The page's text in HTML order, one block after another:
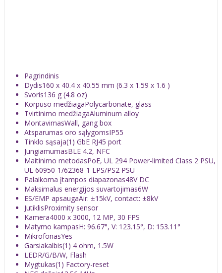
Pagrindinis
Dydis160 x 40.4 x 40.55 mm (6.3 x 1.59 x 1.6 )
Svoris136 g (4.8 oz)
Korpuso medžiagaPolycarbonate, glass
Tvirtinimo medžiagaAluminum alloy
MontavimasWall, gang box
Atsparumas oro sąlygomsIP55
Tinklo sąsaja(1) GbE RJ45 port
JungiamumasBLE 4.2, NFC
Maitinimo metodasPoE, UL 294 Power-limited Class 2 PSU,
UL 60950-1/62368-1 LPS/PS2 PSU
Palaikoma įtampos diapazonas48V DC
Maksimalus energijos suvartojimas6W
ES/EMP apsaugaAir: ±15kV, contact: ±8kV
JutiklisProximity sensor
Kamera4000 x 3000, 12 MP, 30 FPS
Matymo kampasH: 96.67°, V: 123.15°, D: 153.11°
MikrofonasYes
Garsiakalbis(1) 4 ohm, 1.5W
LEDR/G/B/W, Flash
Mygtukas(1) Factory-reset